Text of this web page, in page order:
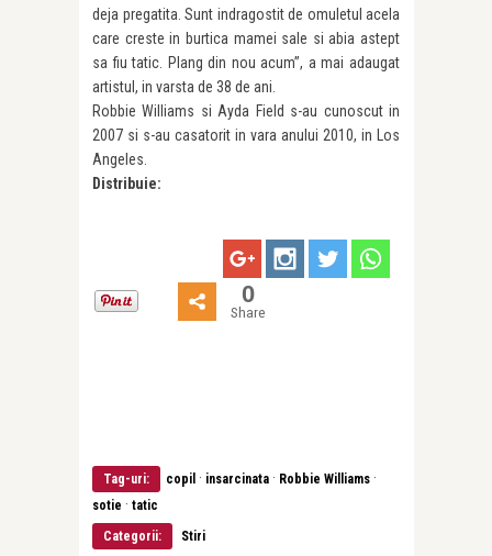
deja pregatita. Sunt indragostit de omuletul acela
care creste in burtica mamei sale si abia astept
sa fiu tatic. Plang din nou acum”, a mai adaugat
artistul, in varsta de 38 de ani.
Robbie Williams si Ayda Field s-au cunoscut in
2007 si s-au casatorit in vara anului 2010, in Los
Angeles.
Distribuie:
0
Share
Tag-uri: copil · insarcinata · Robbie Williams ·
sotie · tatic
Categorii:
Stiri